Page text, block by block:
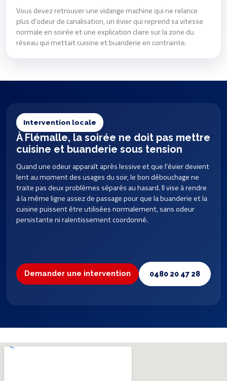
Vous devez retrouver une vidange machine qui ne relance
plus d'odeur de canalisation, un évier qui reprend sa vitesse
normale en soirée et une explication claire sur la zone du
réseau qui mettait cuisine et buanderie en contrainte.
Intervention locale
À Flémalle, la soirée ne doit pas mettre
cuisine et buanderie sous tension
Quand une odeur apparaît après lessive et que l'évier devient
lent au moment des usages du soir, le bon débouchage ne
traite pas deux problèmes séparés au hasard. Il vise à rendre
à la même ligne assez de passage pour que la buanderie et la
cuisine puissent être utilisées normalement, sans odeur
persistante ni ralentissement coordonné.
Demander une intervention 0480 20 47 28